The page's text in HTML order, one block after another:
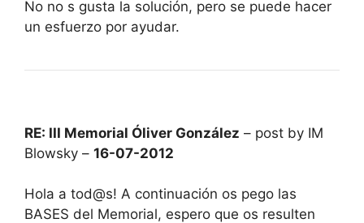
No no s gusta la solución, pero se puede hacer
un esfuerzo por ayudar.
RE: III Memorial Óliver González – post by IM
Blowsky – 16-07-2012
Hola a tod@s! A continuación os pego las
BASES del Memorial, espero que os resulten